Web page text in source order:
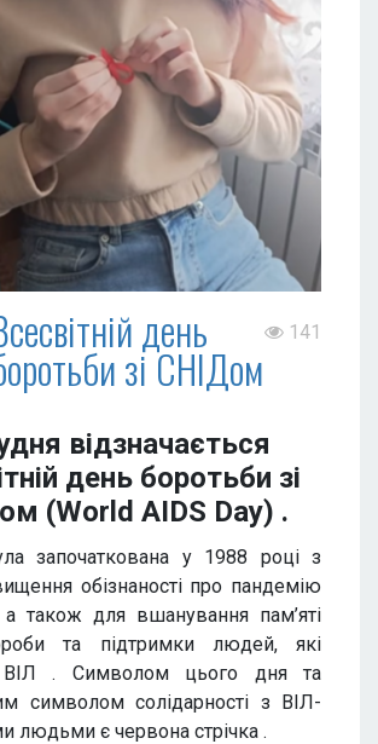
день
зі СНІДом
141
відзначається
день боротьби зі
(World AIDS Day) .
започаткована у 1988 році з
обізнаності про пандемію
також для вшанування пам’яті
та підтримки людей, які
. Символом цього дня та
символом солідарності з ВІЛ-
людьми є червона стрічка .